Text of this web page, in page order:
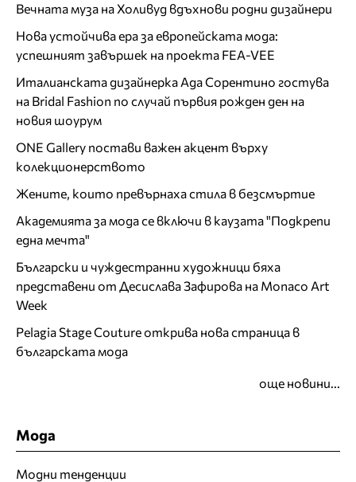
Вечната муза на Холивуд вдъхнови родни дизайнери
Нова устойчива ера за европейската мода:
успешният завършек на проекта FEA-VEE
Италианската дизайнерка Ада Сорентино гостува
на Bridal Fashion по случай първия рожден ден на
новия шоурум
ONE Gallery постави важен акцент върху
колекционерството
Жените, които превърнаха стила в безсмъртие
Академията за мода се включи в каузата "Подкрепи
една мечта"
Български и чуждестранни художници бяха
представени от Десислава Зафирова на Monaco Art
Week
Pelagia Stage Couture открива нова страница в
българската мода
още новини...
Мода
Модни тенденции